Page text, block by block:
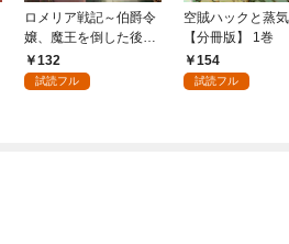
ロメリア戦記～伯爵令
嬢、魔王を倒した後も
人類やばそうだから軍
隊組織する～【分冊
132
試読フル
空賊ハックと蒸
【分冊版】 1巻
154
試読フル